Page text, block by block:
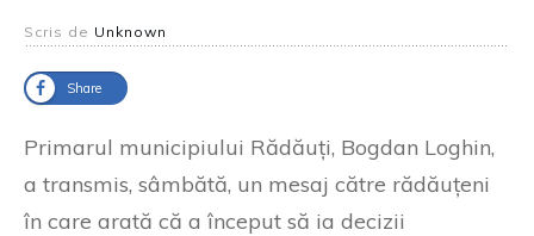
Scris de Unknown
Share
Primarul municipiului Rădăuți, Bogdan Loghin,
a transmis, sâmbătă, un mesaj către rădăuțeni
în care arată că a început să ia decizii